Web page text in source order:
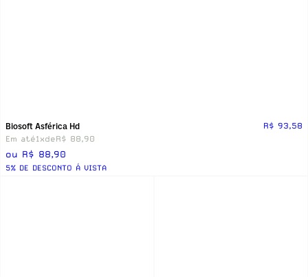
Biosoft Asférica Hd
R$ 93,58
Em até1xdeR$ 88,90
ou R$ 88,90
5% DE DESCONTO Á VISTA